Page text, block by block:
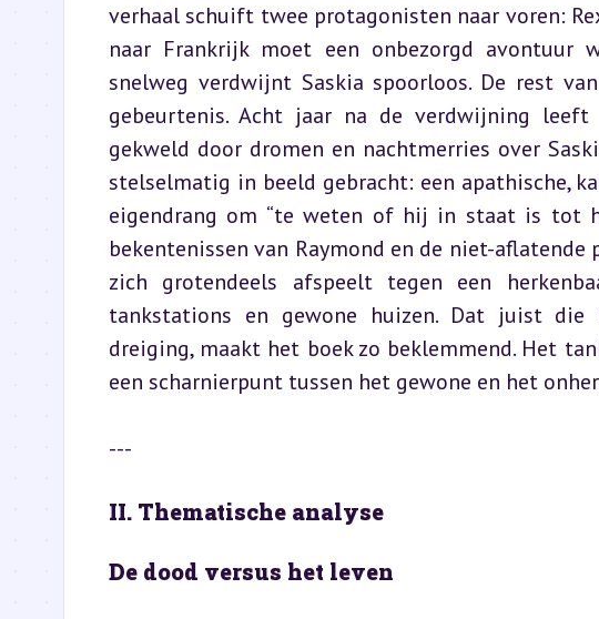
verhaal schuift twee protagonisten naar voren:
naar Frankrijk moet een onbezorgd avontuur
snelweg verdwijnt Saskia spoorloos. De rest
gebeurtenis. Acht jaar na de verdwijning
gekweld door dromen en nachtmerries over
stelselmatig in beeld gebracht: een apathische,
eigendrang om “te weten of hij in staat is tot
bekentenissen van Raymond en de niet-
zich grotendeels afspeelt tegen een
tankstations en gewone huizen. Dat juist
dreiging, maakt het boek zo beklemmend. Het
een scharnierpunt tussen het gewone en het
---
II. Thematische analyse
De dood versus het leven